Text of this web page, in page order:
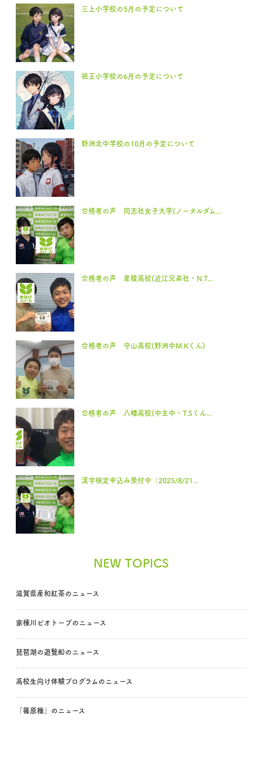
三上小学校の5月の予定について
祇王小学校の6月の予定について
野洲北中学校の10月の予定について
合格者の声 同志社女子大学(ノータルダム...
合格者の声 星稜高校(近江兄弟社・N.T...
合格者の声 守山高校(野洲中M.Kくん)
合格者の声 八幡高校(中主中・T.Sくん...
漢字検定申込み受付中（2025/8/21...
NEW TOPICS
滋賀県産和紅茶のニュース
家棟川ビオトープのニュース
琵琶湖の遊覧船のニュース
高校生向け体験プログラムのニュース
「篠原糯」のニュース